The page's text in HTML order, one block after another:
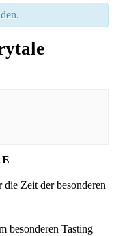
Zeit der besonderen
besonderen Tasting